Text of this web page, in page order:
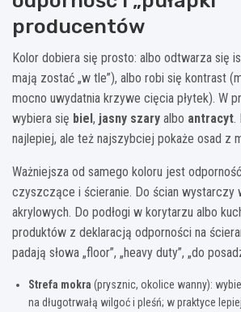
producentów
Kolor dobiera się prosto: albo odtwarza się
mają zostać „w tle”), albo robi się kontrast
mocno uwydatnia krzywe cięcia płytek). W
wybiera się biel, jasny szary albo antracyt.
najlepiej, ale też najszybciej pokaże osad z
Ważniejsza od samego koloru jest
czyszczące i ścieranie. Do ścian wystarczy
akrylowych. Do podłogi w korytarzu albo
produktów z deklaracją odporności na
padają słowa „floor”, „heavy duty”, „do
Strefa mokra (prysznic, okolice wanny):
na długotrwałą wilgoć i pleśń; w praktyce